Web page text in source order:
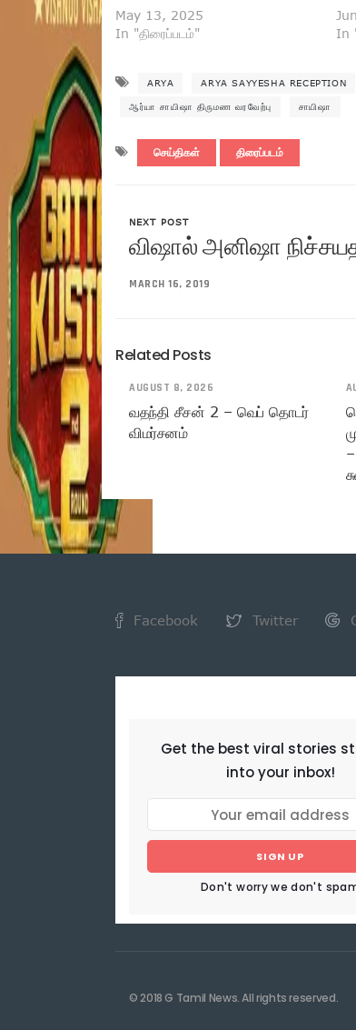
May 13, 2025
In "திரைப்படம்"
In
ARYA ARYA SAYYESHA RECEPTION
ஆர்யா சாயிஷா திருமண வரவேற்பு சாயிஷா
செய்திகள் திரைப்படம்
NEXT POST
விஷால் அனிஷா
MARCH 16, 2019
Related Posts
AUGUST 8, 2026
வதந்தி சீசன் 2 – வெப் தொடர்
விமர்சனம்
Facebook Twitter
Get the best viral stories
into your inbox!
SIGN UP
Don't worry we don't
© 2018 G Tamil News. All rights reserved.